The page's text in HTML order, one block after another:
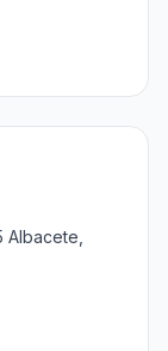
Albacete,